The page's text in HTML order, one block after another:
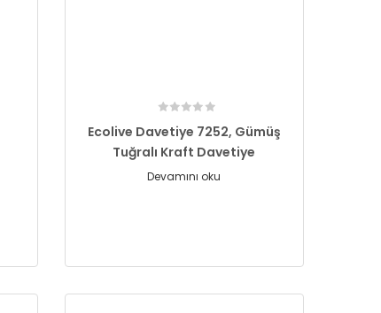
Ecolive Davetiye 7252, Gümüş
Tuğralı Kraft Davetiye
Devamını oku